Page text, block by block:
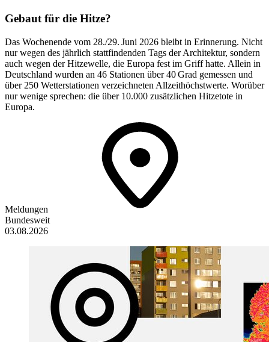
Gebaut für die Hitze?
Das Wochenende vom 28./29. Juni 2026 bleibt in Erinnerung. Nicht
nur wegen des jährlich stattfindenden Tags der Architektur, sondern
auch wegen der Hitzewelle, die Europa fest im Griff hatte. Allein in
Deutschland wurden an 46 Stationen über 40 Grad gemessen und
über 250 Wetterstationen verzeichneten Allzeithöchstwerte. Worüber
nur wenige sprechen: die über 10.000 zusätzlichen Hitzetote in
Europa.
Meldungen
Bundesweit
03.08.2026